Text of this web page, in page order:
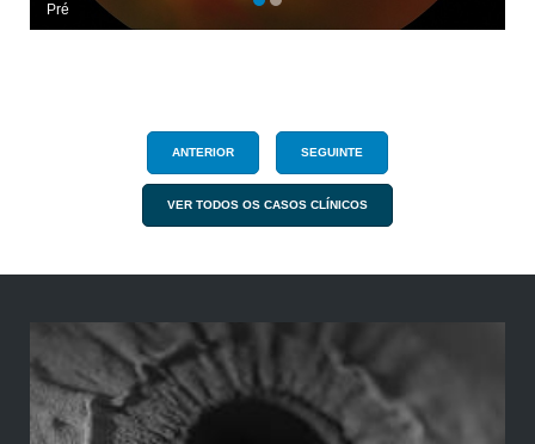
Pré
ANTERIOR SEGUINTE
VER TODOS OS CASOS CLÍNICOS